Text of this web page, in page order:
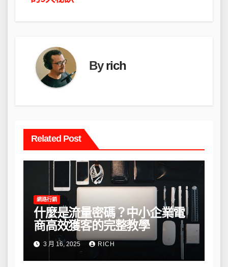
覽
Byrich
Related Post
網路行銷
什麼是流量密碼？中小企業電
商高效獲客的完整教學
3 月 16, 2025 RICH